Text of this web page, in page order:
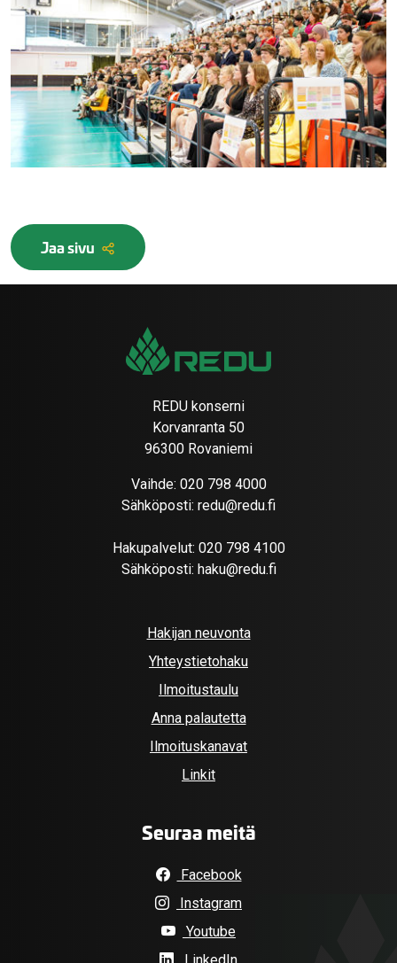
Jaa sivu
REDU konserni
Korvanranta 50
96300 Rovaniemi
Vaihde: 020 798 4000
Sähköposti: redu@redu.fi
Hakupalvelut: 020 798 4100
Sähköposti: haku@redu.fi
Hakijan neuvonta
Yhteystietohaku
Ilmoitustaulu
Anna palautetta
Ilmoituskanavat
Linkit
Seuraa meitä
Facebook
Instagram
Youtube